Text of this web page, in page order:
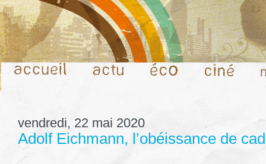
vendredi, 22 mai 2020
Adolf Eichmann, l’obéissance de